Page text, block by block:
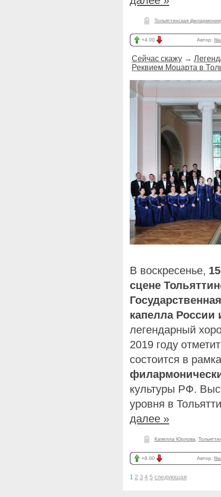
Тольяттинская филармония
+4.00 Автор:
Сейчас скажу →
Реквием Моцарта в
В воскресенье,
сцене
капелла
легендарный
2019 году
состоится в
культуры РФ.
уровня в
далее »
Капелла Юрлова
+8.00 Автор:
1 2 3 4 5 следующая